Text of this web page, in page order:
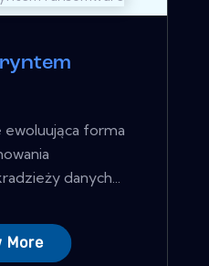
ewoluująca forma
danych...
More